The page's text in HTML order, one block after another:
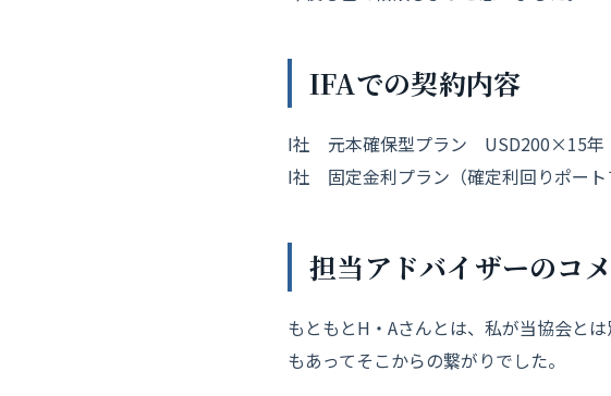
IFAでの契約内容
I社 元本確保型プラン USD200×15年
I社 固定金利プラン（確定利回りポート
担当アドバイザーのコ
もともとH・Aさんとは、私が当協会と
もあってそこからの繋がりでした。